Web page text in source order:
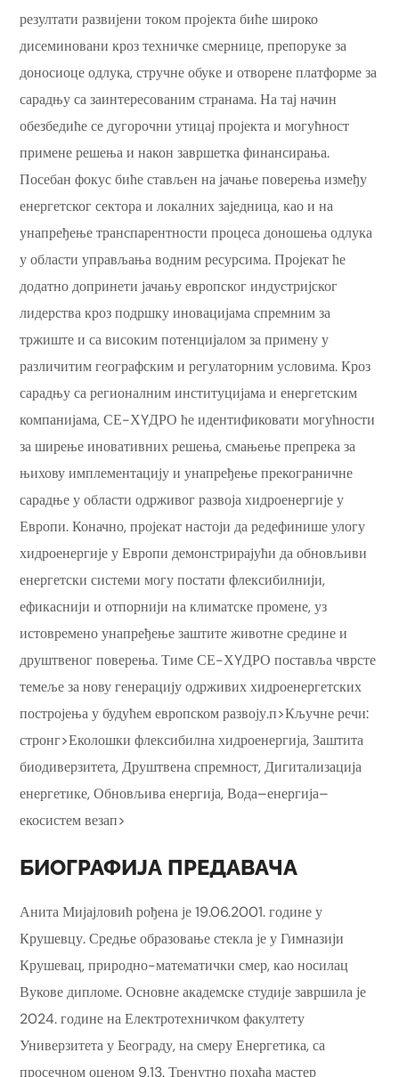
резултати развијени током пројекта биће широко
дисеминовани кроз техничке смернице, препоруке за
доносиоце одлука, стручне обуке и отворене платформе за
сарадњу са заинтересованим странама. На тај начин
обезбедиће се дугорочни утицај пројекта и могућност
примене решења и након завршетка финансирања.
Посебан фокус биће стављен на јачање поверења између
енергетског сектора и локалних заједница, као и на
унапређење транспарентности процеса доношења одлука
у области управљања водним ресурсима. Пројекат ће
додатно допринети јачању европског индустријског
лидерства кроз подршку иновацијама спремним за
тржиште и са високим потенцијалом за примену у
различитим географским и регулаторним условима. Кроз
сарадњу са регионалним институцијама и енергетским
компанијама, СЕ-ХYДРО ће идентификовати могућности
за ширење иновативних решења, смањење препрека за
њихову имплементацију и унапређење прекограничне
сарадње у области одрживог развоја хидроенергије у
Европи. Коначно, пројекат настоји да редефинише улогу
хидроенергије у Европи демонстрирајући да обновљиви
енергетски системи могу постати флексибилнији,
ефикаснији и отпорнији на климатске промене, уз
истовремено унапређење заштите животне средине и
друштвеног поверења. Тиме СЕ-ХYДРО поставља чврсте
темеље за нову генерацију одрживих хидроенергетских
постројења у будућем европском развоју.п>Кључне речи:
стронг>Еколошки флексибилна хидроенергија, Заштита
биодиверзитета, Друштвена спремност, Дигитализација
енергетике, Обновљива енергија, Вода–енергија–
екосистем везап>
БИОГРАФИЈА ПРЕДАВАЧА
Анита Мијајловић рођена је 19.06.2001. године у
Крушевцу. Средње образовање стекла је у Гимназији
Крушевац, природно-математички смер, као носилац
Вукове дипломе. Основне академске студије завршила је
2024. године на Електротехничком факултету
Универзитета у Београду, на смеру Енергетика, са
просечном оценом 9,13. Тренутно похађа мастер